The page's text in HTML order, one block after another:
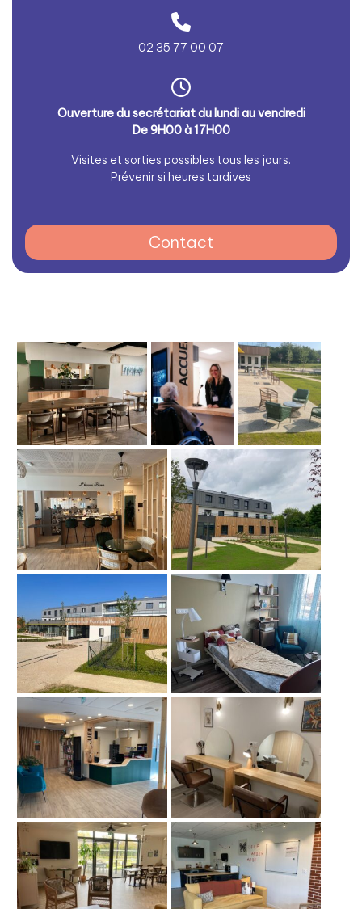
02 35 77 00 07
Ouverture du secrétariat du lundi au vendredi
De 9H00 à 17H00
Visites et sorties possibles tous les jours.
Prévenir si heures tardives
Contact